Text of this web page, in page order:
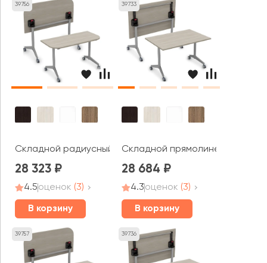
39756
Складной радиусный стол СИМПЛ / SIMPLE с
28 323
4.5оценок (3)
В корзину
39733
Складной прямолинейный стол
28 684
4.3оценок (3)
В корзину
39757 39736